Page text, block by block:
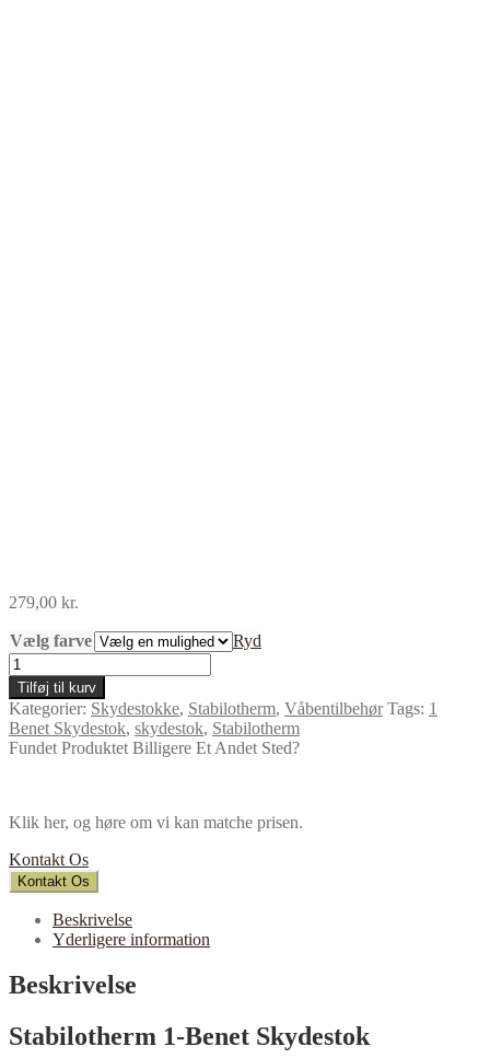
279,00 kr.
Vælg farve
Ryd
Stabilotherm
1-
Benet
Skydestok
antal
Tilføj til kurv
Kategorier: Skydestokke, Stabilotherm, Våbentilbehør Tags: 1
Benet Skydestok, skydestok, Stabilotherm
Fundet Produktet Billigere Et Andet Sted?
Klik her, og høre om vi kan matche prisen.
Kontakt Os
Kontakt Os
Beskrivelse
Yderligere information
Beskrivelse
Stabilotherm 1-Benet Skydestok